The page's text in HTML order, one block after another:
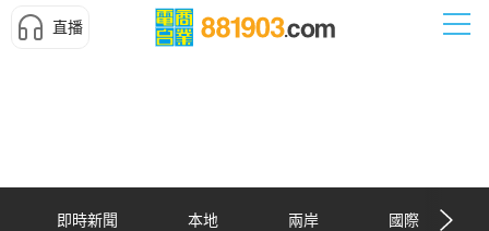
直播
即時新聞 本地 兩岸 國際